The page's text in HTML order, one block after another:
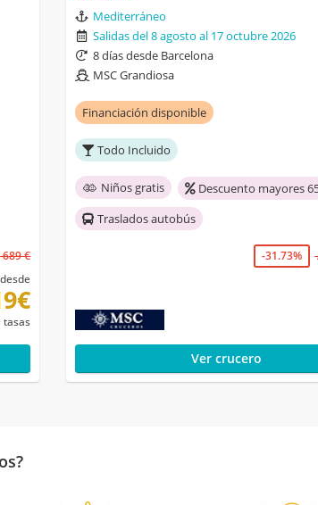
€
desde
tasas
Mediterráneo
Salidas del 8 agosto al 17 octubre 2026
8 días desde Barcelona
MSC Grandiosa
Financiación disponible
Todo Incluido
Niños gratis
Descuento mayores
Traslados autobús
-31.73%
Ver crucero